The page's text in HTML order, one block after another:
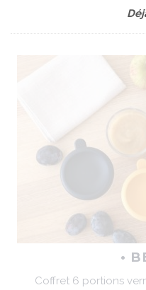
•
Coffret 6 portions